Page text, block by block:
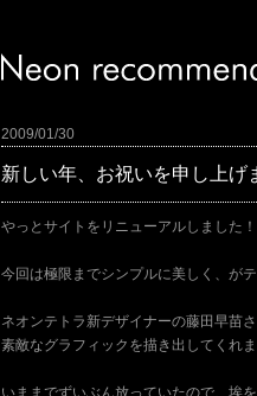
2009/01/30
新しい年、お祝いを申し上げ
やっとサイトをリニューアルしました！
今回は極限までシンプルに美しく、がテ
ネオンテトラ新デザイナーの藤田早苗
素敵なグラフィックを描き出してくれま
いままでずいぶん放っていたので、埃